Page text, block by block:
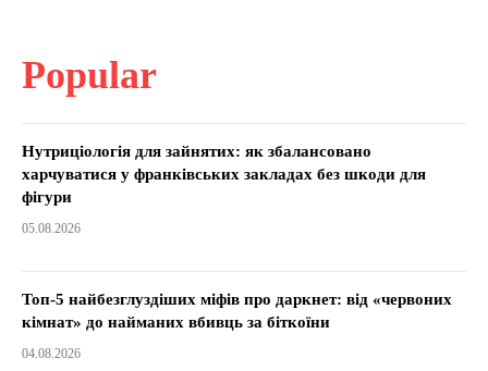
Popular
Нутриціологія для зайнятих: як збалансовано
харчуватися у франківських закладах без шкоди для
фігури
05.08.2026
Топ-5 найбезглуздіших міфів про даркнет: від «червоних
кімнат» до найманих вбивць за біткоїни
04.08.2026